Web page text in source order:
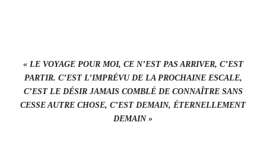
« LE VOYAGE POUR MOI, CE N’EST PAS ARRIVER, C’EST
PARTIR. C’EST L’IMPRÉVU DE LA PROCHAINE ESCALE,
C’EST LE DÉSIR JAMAIS COMBLÉ DE CONNAÎTRE SANS
CESSE AUTRE CHOSE, C’EST DEMAIN, ÉTERNELLEMENT
DEMAIN »